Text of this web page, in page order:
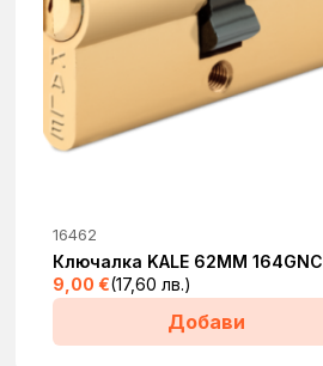
16462
Ключалка KALE 62ММ 164GNC
9,00€(17,60 лв.)
Добави